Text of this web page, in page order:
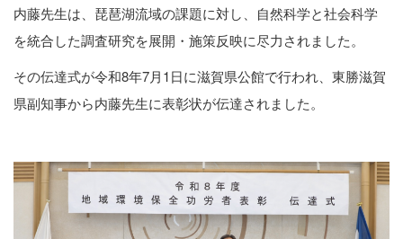
内藤先生は、琵琶湖流域の課題に対し、自然科学と社会科学
を統合した調査研究を展開・施策反映に尽力されました。
その伝達式が令和8年7月1日に滋賀県公館で行われ、東勝滋賀
県副知事から内藤先生に表彰状が伝達されました。